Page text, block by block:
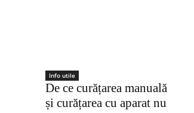
Info utile
De ce curățarea manuală
și curățarea cu aparat nu